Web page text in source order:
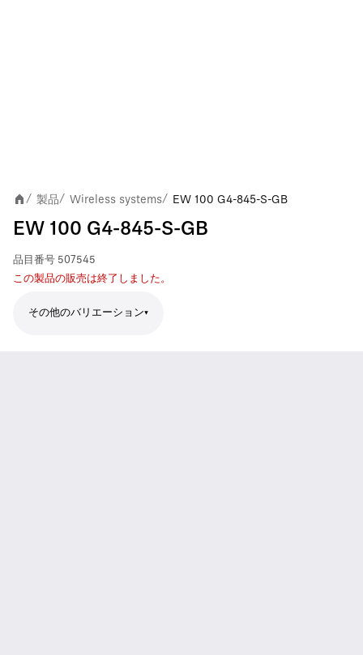
/ 製品/ Wireless systems/ EW 100 G4-845-S-GB
EW 100 G4-845-S-GB
品目番号 507545
この製品の販売は終了しました。
その他のバリエーション